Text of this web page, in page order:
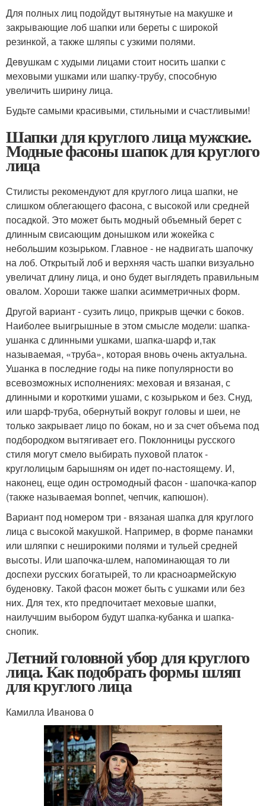
Для полных лиц подойдут вытянутые на макушке и
закрывающие лоб шапки или береты с широкой
резинкой, а также шляпы с узкими полями.
Девушкам с худыми лицами стоит носить шапки с
меховыми ушками или шапку-трубу, способную
увеличить ширину лица.
Будьте самыми красивыми, стильными и счастливыми!
Шапки для круглого лица мужские.
Модные фасоны шапок для круглого
лица
Стилисты рекомендуют для круглого лица шапки, не
слишком облегающего фасона, с высокой или средней
посадкой. Это может быть модный объемный берет с
длинным свисающим донышком или жокейка с
небольшим козырьком. Главное - не надвигать шапочку
на лоб. Открытый лоб и верхняя часть шапки визуально
увеличат длину лица, и оно будет выглядеть правильным
овалом. Хороши также шапки асимметричных форм.
Другой вариант - сузить лицо, прикрыв щечки с боков.
Наиболее выигрышные в этом смысле модели: шапка-
ушанка с длинными ушками, шапка-шарф и,так
называемая, «труба», которая вновь очень актуальна.
Ушанка в последние годы на пике популярности во
всевозможных исполнениях: меховая и вязаная, с
длинными и короткими ушами, с козырьком и без. Снуд,
или шарф-труба, обернутый вокруг головы и шеи, не
только закрывает лицо по бокам, но и за счет объема под
подбородком вытягивает его. Поклонницы русского
стиля могут смело выбирать пуховой платок -
круглолицым барышням он идет по-настоящему. И,
наконец, еще один остромодный фасон - шапочка-капор
(также называемая bonnet, чепчик, капюшон).
Вариант под номером три - вязаная шапка для круглого
лица с высокой макушкой. Например, в форме панамки
или шляпки с неширокими полями и тульей средней
высоты. Или шапочка-шлем, напоминающая то ли
доспехи русских богатырей, то ли красноармейскую
буденовку. Такой фасон может быть с ушками или без
них. Для тех, кто предпочитает меховые шапки,
наилучшим выбором будут шапка-кубанка и шапка-
снопик.
Летний головной убор для круглого
лица. Как подобрать формы шляп
для круглого лица
Камилла Иванова 0